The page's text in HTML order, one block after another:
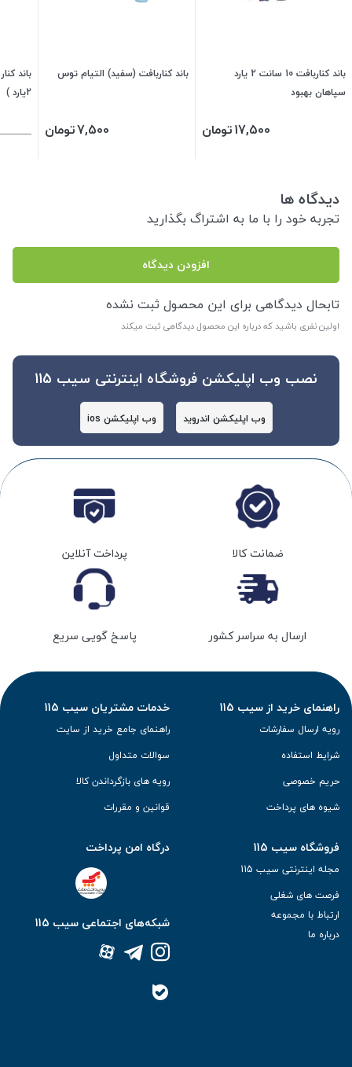
باند کناربافت 10 سانت 2 یارد
سپاهان بهبود
17,500تومان
باند کناربافت (سفید) التیام توس
7,500تومان
2یارد )
دیدگاه ها
تجربه خود را با ما به اشتراگ بگذارید
افزودن دیدگاه
تابحال دیدگاهی برای این محصول ثبت نشده
اولین نفری باشید که درباره این محصول دیدگاهی ثبت میکند
نصب وب اپلیکشن فروشگاه اینترنتی سیب 115
وب اپلیکشن اندروید وب اپلیکشن ios
ضمانت کالا پرداخت آنلاین
ارسال به سراسر کشور پاسخ گویی سریع
راهنمای خرید از سیب 115
رویه ارسال سفارشات
شرایط استفاده
حریم خصوصی
شیوه های پرداخت
خدمات مشتریان سیب 115
راهنمای جامع خرید از سایت
سوالات متداول
رویه های بازگرداندن کالا
قوانین و مقررات
فروشگاه سیب 115
مجله اینترنتی سیب 115
فرصت های شغلی
ارتباط با مجموعه
درباره ما
درگاه امن پرداخت
شبکه‌های اجتماعی سیب 115